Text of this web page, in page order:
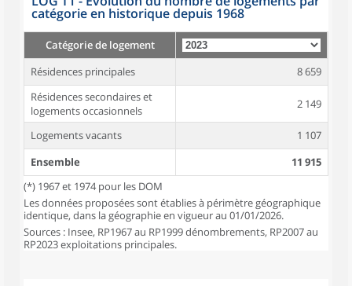
catégorie en historique depuis 1968
Catégorie de logement
Résidences principales
8 659
Résidences secondaires et
logements occasionnels
2 149
Logements vacants
1 107
Ensemble
11 915
(*) 1967 et 1974 pour les DOM
Les données proposées sont établies à périmètre géographique
identique, dans la géographie en vigueur au 01/01/2026.
Sources : Insee, RP1967 au RP1999 dénombrements, RP2007 au
RP2023 exploitations principales.